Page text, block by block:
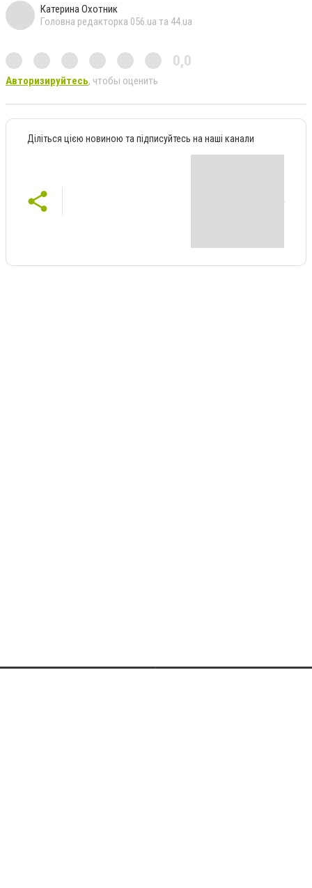
Катерина Охотник
Головна редакторка 056.ua та 44.ua
0,0
Авторизируйтесь, чтобы оценить
Діліться цією новиною та підписуйтесь на наші канали